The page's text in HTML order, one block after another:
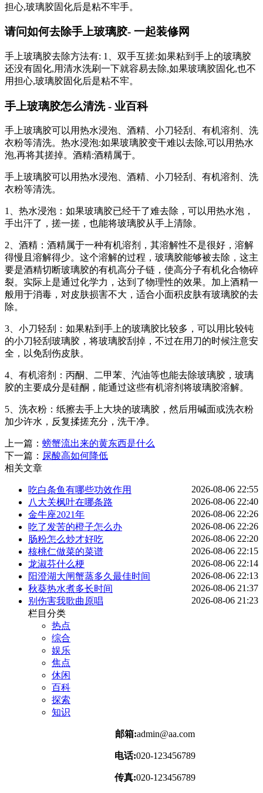
担心,玻璃胶固化后是粘不牢手。
请问如何去除手上玻璃胶- 一起装修网
手上玻璃胶去除方法有: 1、双手互搓:如果粘到手上的玻璃胶
还没有固化,用清水洗刷一下就容易去除,如果玻璃胶固化,也不
用担心,玻璃胶固化后是粘不牢。
手上玻璃胶怎么清洗 - 业百科
手上玻璃胶可以用热水浸泡、酒精、小刀轻刮、有机溶剂、洗
衣粉等清洗。热水浸泡:如果玻璃胶变干难以去除,可以用热水
泡,再将其搓掉。酒精:酒精属于。
手上玻璃胶可以用热水浸泡、酒精、小刀轻刮、有机溶剂、洗
衣粉等清洗。
1、热水浸泡：如果玻璃胶已经干了难去除，可以用热水泡，
手出汗了，搓一搓，也能将玻璃胶从手上清除。
2、酒精：酒精属于一种有机溶剂，其溶解性不是很好，溶解
得慢且溶解得少。这个溶解的过程，玻璃胶能够被去除，这主
要是酒精切断玻璃胶的有机高分子链，使高分子有机化合物碎
裂。实际上是通过化学力，达到了物理性的效果。加上酒精一
般用于消毒，对皮肤损害不大，适合小面积皮肤有玻璃胶的去
除。
3、小刀轻刮：如果粘到手上的玻璃胶比较多，可以用比较钝
的小刀轻刮玻璃胶，将玻璃胶刮掉，不过在用刀的时候注意安
全，以免刮伤皮肤。
4、有机溶剂：丙酮、二甲苯、汽油等也能去除玻璃胶，玻璃
胶的主要成分是硅酮，能通过这些有机溶剂将玻璃胶溶解。
5、洗衣粉：纸擦去手上大块的玻璃胶，然后用碱面或洗衣粉
加少许水，反复揉搓充分，洗干净。
上一篇： 螃蟹流出来的黄东西是什么
下一篇： 尿酸高如何降低
相关文章
吃白条鱼有哪些功效作用
2026-08-06 22:55
八大关枫叶在哪条路
2026-08-06 22:40
金牛座2021年
2026-08-06 22:26
吃了发苦的橙子怎么办
2026-08-06 22:26
肠粉怎么炒才好吃
2026-08-06 22:20
核桃仁做菜的菜谱
2026-08-06 22:15
龙淑芬什么梗
2026-08-06 22:14
阳澄湖大闸蟹蒸多久最佳时间
2026-08-06 22:13
秋葵热水煮多长时间
2026-08-06 21:37
别伤害我歌曲原唱
2026-08-06 21:23
栏目分类
热点
综合
娱乐
焦点
休闲
百科
探索
知识
邮箱:admin@aa.com
电话:020-123456789
传真:020-123456789